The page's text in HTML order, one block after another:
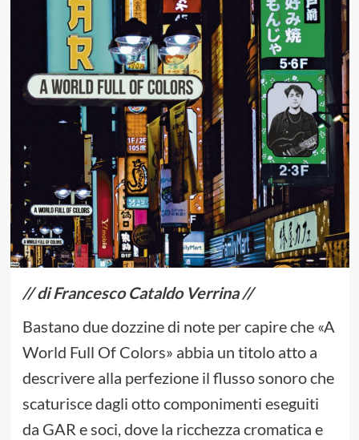
// di Francesco Cataldo Verrina //
Bastano due dozzine di note per capire che «A
World Full Of Colors» abbia un titolo atto a
descrivere alla perfezione il flusso sonoro che
scaturisce dagli otto componimenti eseguiti
da GAR e soci, dove la ricchezza cromatica e